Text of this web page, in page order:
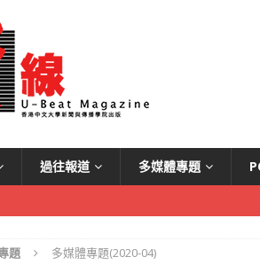
過往報道 多媒體專題
題 多媒體專題(2020-04)